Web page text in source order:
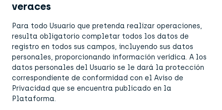
veraces
Para todo Usuario que pretenda realizar operaciones,
resulta obligatorio completar todos los datos de
registro en todos sus campos, incluyendo sus datos
personales, proporcionando información verídica. A los
datos personales del Usuario se le dará la protección
correspondiente de conformidad con el Aviso de
Privacidad que se encuentra publicado en la
Plataforma.